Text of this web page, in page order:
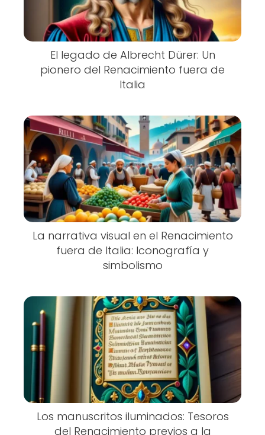
El legado de Albrecht Dürer: Un
pionero del Renacimiento fuera de
Italia
La narrativa visual en el Renacimiento
fuera de Italia: Iconografía y
simbolismo
Los manuscritos iluminados: Tesoros
del Renacimiento previos a la